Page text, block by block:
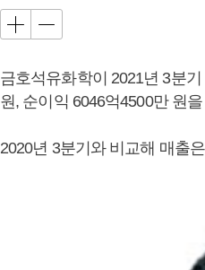
금호석유화학이 2021년 3분
원, 순이익 6046억4500만 원
2020년 3분기와 비교해 매출